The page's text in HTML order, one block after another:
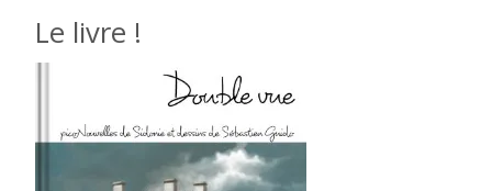
Le livre !